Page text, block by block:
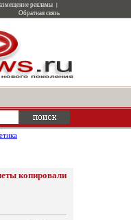
рекламы |
Обратная связь
копировали